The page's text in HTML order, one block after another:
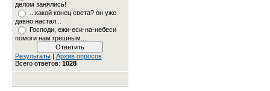
делом занялись!
...какой конец света? он уже
давно настал...
Господи, ежи-еси-на-небеси
помоги нам грешным...
Результаты| Архив опросов
Всего ответов: 1028